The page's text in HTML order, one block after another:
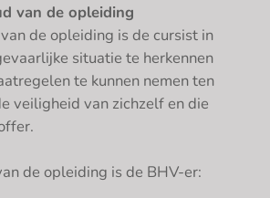
van de opleiding
de opleiding is de cursist in
situatie te herkennen
te kunnen nemen ten
veiligheid van zichzelf en die
de opleiding is de BHV-er: